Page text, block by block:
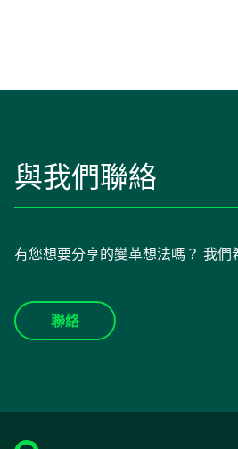
籤
與我們聯絡
有您想要分享的變革想法嗎？ 我們
聯絡